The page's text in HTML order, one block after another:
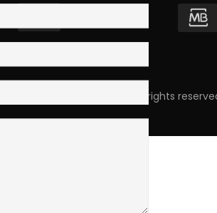
© 2023 Skpro, Lda. All rights